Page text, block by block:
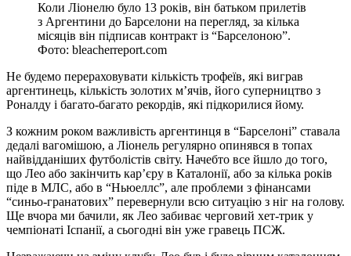
Коли Ліонелю було 13 років, він батьком прилетів
з Аргентини до Барселони на перегляд, за кілька
місяців він підписав контракт із “Барселоною”.
Фото: bleacherreport.com
Не будемо перераховувати кількість трофеїв, які виграв
аргентинець, кількість золотих м’ячів, його суперництво з
Роналду і багато-багато рекордів, які підкорилися йому.
З кожним роком важливість аргентинця в “Барселоні” ставала
дедалі вагомішою, а Ліонель регулярно опинявся в топах
найвідданіших футболістів світу. Начебто все йшло до того,
що Лео або закінчить кар’єру в Каталонії, або за кілька років
піде в МЛС, або в “Ньюеллс”, але проблеми з фінансами
“синьо-гранатових” перевернули всю ситуацію з ніг на голову.
Ще вчора ми бачили, як Лео забиває черговий хет-трик у
чемпіонаті Іспанії, а сьогодні він уже гравець ПСЖ.